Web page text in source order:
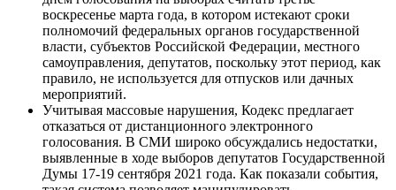
воскресенье марта года, в котором истекают сроки
полномочий федеральных органов государственной
власти, субъектов Российской Федерации, местного
самоуправления, депутатов, поскольку этот период, как
правило, не используется для отпусков или дачных
мероприятий.
Учитывая массовые нарушения, Кодекс предлагает
отказаться от дистанционного электронного
голосования. В СМИ широко обсуждались недостатки,
выявленные в ходе выборов депутатов Государственной
Думы 17-19 сентября 2021 года. Как показали события,